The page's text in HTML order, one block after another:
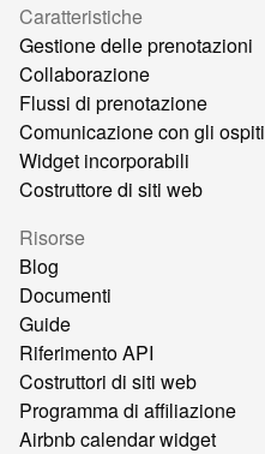
Caratteristiche
Gestione delle prenotazioni
Collaborazione
Flussi di prenotazione
Comunicazione con gli ospiti
Widget incorporabili
Costruttore di siti web
Risorse
Blog
Documenti
Guide
Riferimento API
Costruttori di siti web
Programma di affiliazione
Airbnb calendar widget